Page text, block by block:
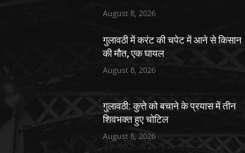
August 8, 2026
गुलावठी में करंट की चपेट में आने से किसान
की मौत, एक घायल
August 8, 2026
गुलावठी: कुत्ते को बचाने के प्रयास में तीन
शिवभक्त हुए चोटिल
August 8, 2026